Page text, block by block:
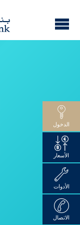
الدخول
الأسعار
الأدوات
الاتصال